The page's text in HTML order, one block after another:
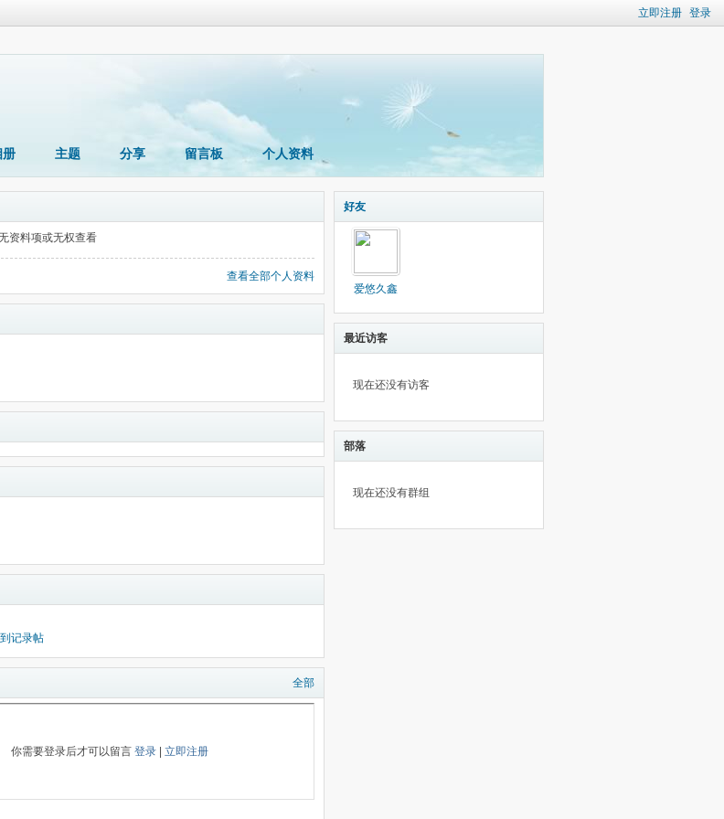
立即注册 登录
册 主题 分享 留言板 个人资料
资料项或无权查看
查看全部个人资料
记录帖
全部
你需要登录后才可以留言 登录 立即注册
好友
爱悠久鑫
最近访客
现在还没有访客
部落
现在还没有群组